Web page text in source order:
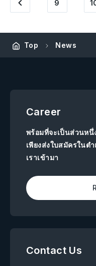
9
Top News
Career
พร้อมที่จะเป็นส่วนห
เพียงส่งใบสมัครในต
เราเข้ามา
Contact Us